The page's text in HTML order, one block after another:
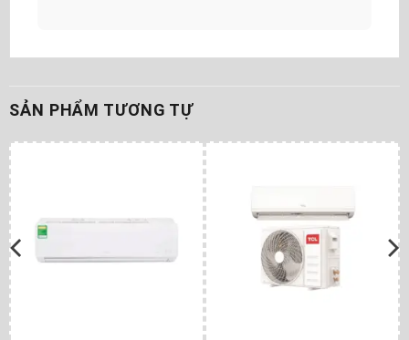
SẢN PHẨM TƯƠNG TỰ